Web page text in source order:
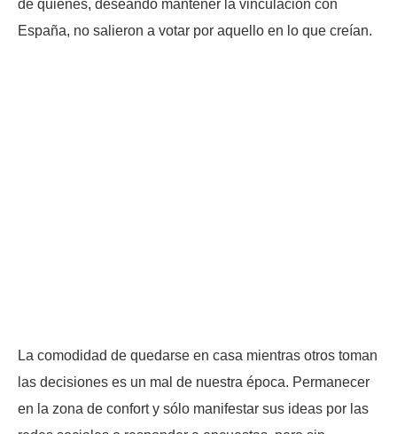
de quienes, deseando mantener la vinculación con
España, no salieron a votar por aquello en lo que creían.
La comodidad de quedarse en casa mientras otros toman
las decisiones es un mal de nuestra época. Permanecer
en la zona de confort y sólo manifestar sus ideas por las